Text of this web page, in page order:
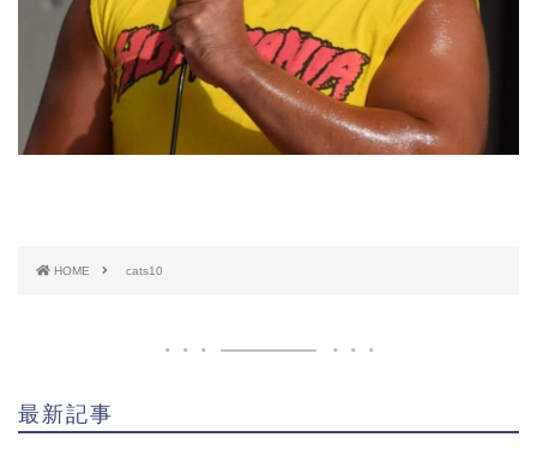
HOME cats10
最新記事